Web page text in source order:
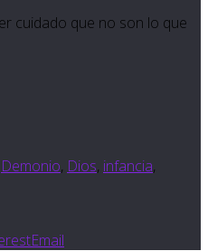
cuidado que no son lo que
Demonio, Dios, infancia,
Email